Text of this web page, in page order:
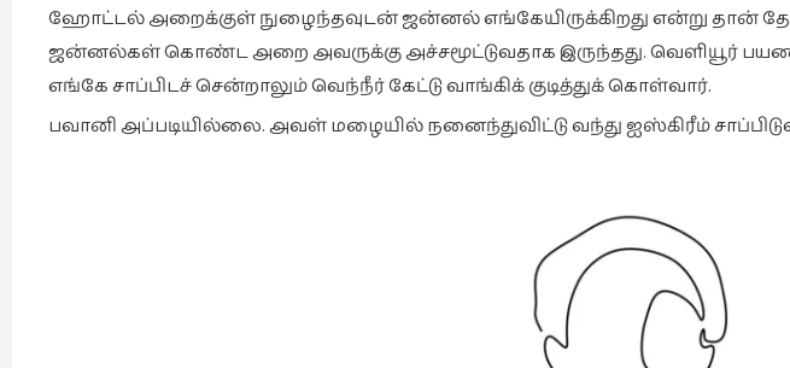
ஹோட்டல் அறைக்குள் நுழைந்தவுடன் ஜன்னல் எங்கேயிருக்கிறது என்று தான்
ஜன்னல்கள் கொண்ட அறை அவருக்கு அச்சமூட்டுவதாக இருந்தது. வெளியூர்
எங்கே சாப்பிடச் சென்றாலும் வெந்நீர் கேட்டு வாங்கிக் குடித்துக் கொள்வார்.
பவானி அப்படியில்லை. அவள் மழையில் நனைந்துவிட்டு வந்து ஐஸ்கிரீம்